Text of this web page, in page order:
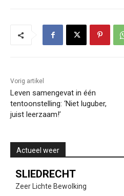
Vorig artikel
Leven samengevat in één
tentoonstelling: ‘Niet luguber,
juist leerzaam!’
Actueel weer
SLIEDRECHT
Zeer Lichte Bewolking